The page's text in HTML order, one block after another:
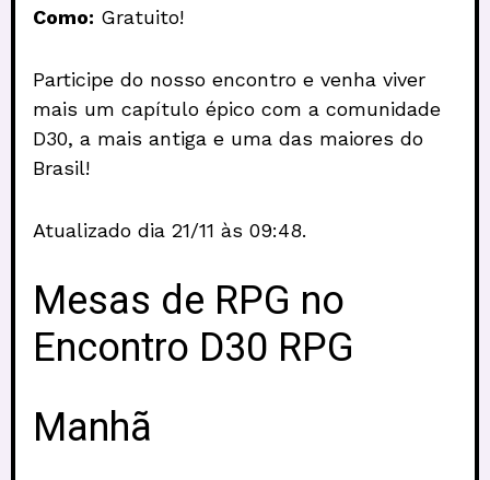
Como: Gratuito!
Participe do nosso encontro e venha viver
mais um capítulo épico com a comunidade
D30, a mais antiga e uma das maiores do
Brasil!
Atualizado dia 21/11 às 09:48.
Mesas de RPG no
Encontro D30 RPG
Manhã